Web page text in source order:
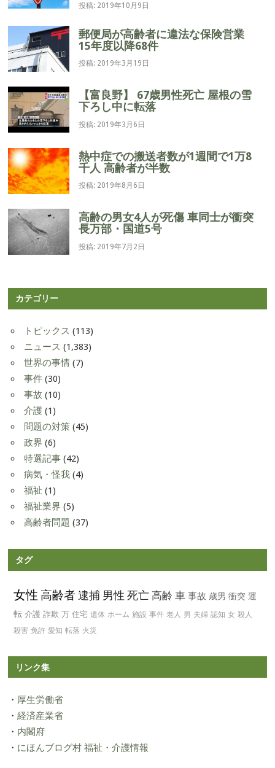
投稿: 2019年10月9日
郵便局が高齢者に違法な保険営業
15年度以降68件
投稿: 2019年3月19日
【富良野】 67歳男性死亡 屋根の雪
下ろし中に転落
投稿: 2019年3月6日
熱中症での搬送者数が1週間で1万8
千人 高齢者が半数
投稿: 2019年8月6日
高齢の男女4人が死傷 車同士が衝突
長万部・国道5号
投稿: 2019年7月2日
カテゴリー
トピックス (113)
ニュース (1,383)
世界の事情(7)
事件(30)
事故 (10)
介護 (1)
問題の対策(45)
政界 (6)
特選記事(42)
病気・怪我(4)
福祉 (1)
福祉業界 (5)
高齢者問題 (37)
タグ
女性 高齢者逮捕 男性 死亡 高齢 車 事故 歳男 衝突 運
転 介護 詐欺 万 住宅 遺体 ホーム 施設 事件 老人 男 夫婦 認知 女 殺人
殺害 免許 愛知 転落 火災
リンク集
・ 厚生労働省
・経済産業省
・ 内閣府
・ にほんブログ村 福祉・介護情報